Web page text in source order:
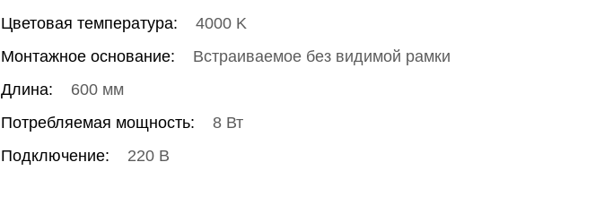
Цветовая температура:
4000 K
Монтажное основание:
Встраиваемое без видимой рамки
Длина:
600 мм
Потребляемая мощность:
8 Вт
Подключение:
220 В